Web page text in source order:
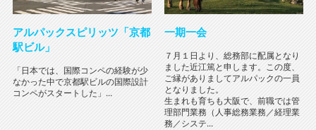
アルパックスピリッツ「京都
駅ビル」
「日本では、国際コンペの経験が少
なかった中で京都駅ビルの国際設計
コンペがスタートした」...
一期一会
７月１日より、総務部に配属となり
ました近江篤と申します。この度、
ご縁がありましてアルパックの一員
となりました。
生まれも育ちも大阪で、前職では管
理部門業務（人事総務業務／経理業
務／システ...